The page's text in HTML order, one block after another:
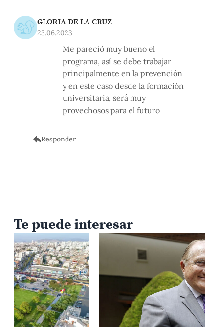
GLORIA DE LA CRUZ
23.06.2023
Me pareció muy bueno el
programa, así se debe trabajar
principalmente en la prevención
y en este caso desde la formación
universitaria, será muy
provechosos para el futuro
Responder
Te puede interesar